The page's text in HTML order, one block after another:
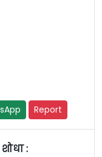
Report
: